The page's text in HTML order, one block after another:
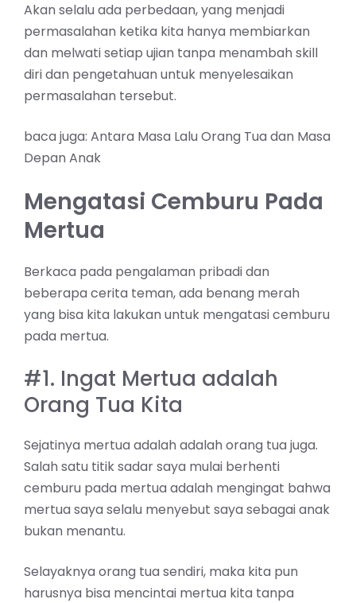
Akan selalu ada perbedaan, yang menjadi
permasalahan ketika kita hanya membiarkan
dan melwati setiap ujian tanpa menambah skill
diri dan pengetahuan untuk menyelesaikan
permasalahan tersebut.
baca juga: Antara Masa Lalu Orang Tua dan Masa
Depan Anak
Mengatasi Cemburu Pada
Mertua
Berkaca pada pengalaman pribadi dan
beberapa cerita teman, ada benang merah
yang bisa kita lakukan untuk mengatasi cemburu
pada mertua.
#1. Ingat Mertua adalah
Orang Tua Kita
Sejatinya mertua adalah adalah orang tua juga.
Salah satu titik sadar saya mulai berhenti
cemburu pada mertua adalah mengingat bahwa
mertua saya selalu menyebut saya sebagai anak
bukan menantu.
Selayaknya orang tua sendiri, maka kita pun
harusnya bisa mencintai mertua kita tanpa